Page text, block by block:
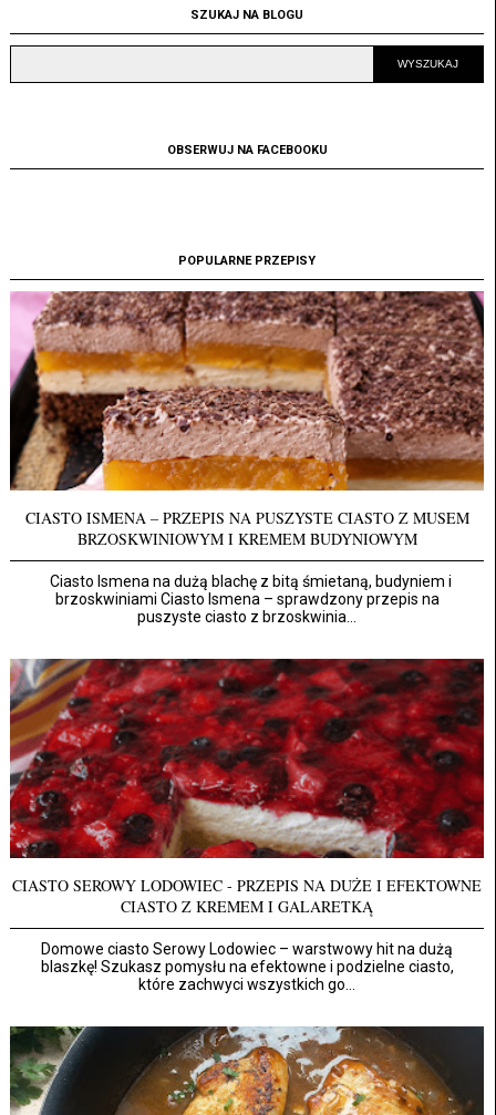
SZUKAJ NA BLOGU
OBSERWUJ NA FACEBOOKU
POPULARNE PRZEPISY
CIASTO ISMENA – PRZEPIS NA PUSZYSTE CIASTO Z MUSEM
BRZOSKWINIOWYM I KREMEM BUDYNIOWYM
Ciasto Ismena na dużą blachę z bitą śmietaną, budyniem i
brzoskwiniami Ciasto Ismena – sprawdzony przepis na
puszyste ciasto z brzoskwinia...
CIASTO SEROWY LODOWIEC - PRZEPIS NA DUŻE I EFEKTOWNE
CIASTO Z KREMEM I GALARETKĄ
Domowe ciasto Serowy Lodowiec – warstwowy hit na dużą
blaszkę! Szukasz pomysłu na efektowne i podzielne ciasto,
które zachwyci wszystkich go...